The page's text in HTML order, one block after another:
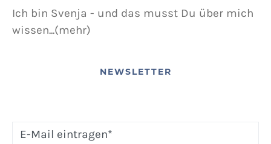
Ich bin Svenja - und das musst Du über mich
wissen...(mehr)
NEWSLETTER